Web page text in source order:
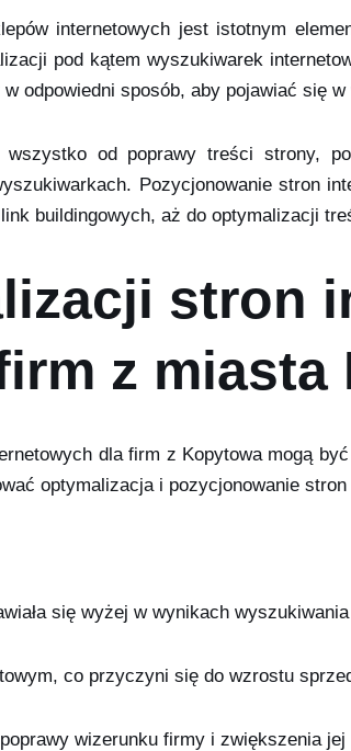
internetowych jest istotnym
pod kątem wyszukiwarek
odpowiedni sposób, aby pojawiać się
wszystko od poprawy treści strony,
Pozycjonowanie stron
buildingowych, aż do optymalizacji
stron
z miasta
dla firm z Kopytowa mogą
optymalizacja i pozycjonowanie
się wyżej w wynikach wyszukiwania
co przyczyni się do wzrostu
wizerunku firmy i zwiększenia jej